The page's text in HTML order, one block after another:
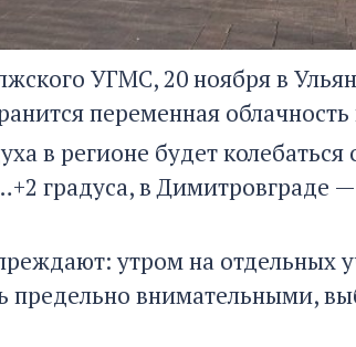
УГМС, 20 ноября в
переменная
в регионе будет колебаться
градуса, в Димитровграде
утром на отдельных
внимательными,